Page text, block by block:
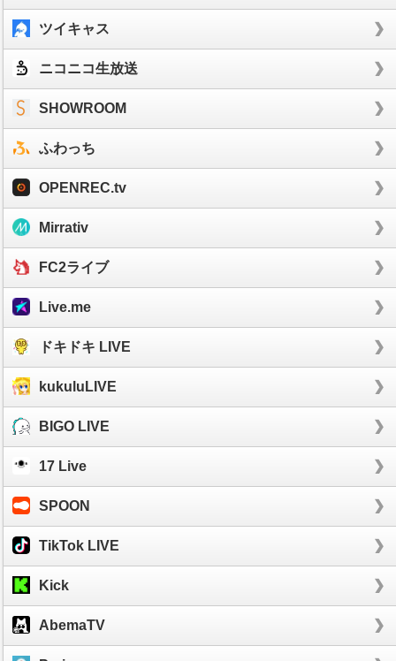
ツイキャス
ニコニコ生放送
SHOWROOM
ふわっち
OPENREC.tv
Mirrativ
FC2ライブ
Live.me
ドキドキ LIVE
kukuluLIVE
BIGO LIVE
17 Live
SPOON
TikTok LIVE
Kick
AbemaTV